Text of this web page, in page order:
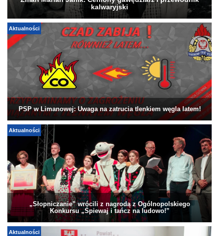
kalwaryjski
Aktualności
PSP w Limanowej: Uwaga na zatrucia tlenkiem węgla latem!
Aktualności
„Słopniczanie” wrócili z nagrodą z Ogólnopolskiego
Konkursu „Śpiewaj i tańcz na ludowo!”
Aktualności